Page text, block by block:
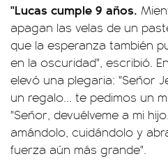
"Lucas cumple 9 años.
apagan las velas de un
que la esperanza también
en la oscuridad", escribió.
elevó una plegaria: "Señor
un regalo... te pedimos un
"Señor, devuélveme a mi
amándolo, cuidándolo y
fuerza aún más grande".